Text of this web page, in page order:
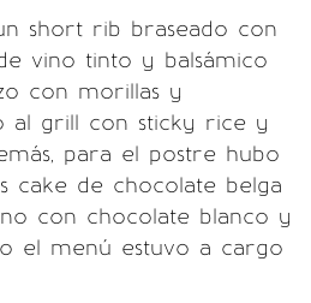
short rib braseado con
vino tinto y balsámico
con morillas y
al grill con sticky rice y
para el postre hubo
cake de chocolate belga
con chocolate blanco y
el menú estuvo a cargo